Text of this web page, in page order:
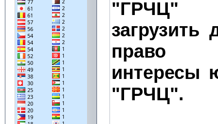
"ГРЧЦ"
загрузить
право
интересы
"ГРЧЦ".